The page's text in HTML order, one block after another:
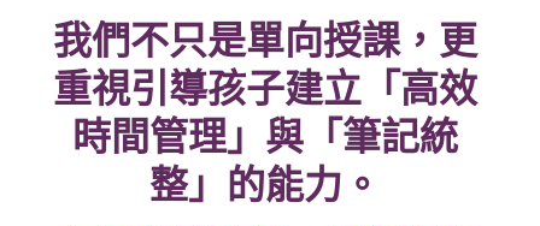
我們不只是單向授課，更
重視引導孩子建立「高效
時間管理」與「筆記統
整」的能力。